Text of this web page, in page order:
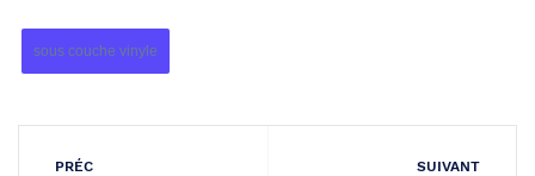
sous couche vinyle
PRÉC SUIVANT